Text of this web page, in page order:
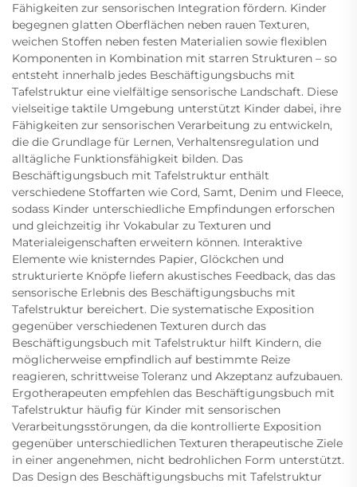
Fähigkeiten zur sensorischen Integration fördern. Kinder
begegnen glatten Oberflächen neben rauen Texturen,
weichen Stoffen neben festen Materialien sowie flexiblen
Komponenten in Kombination mit starren Strukturen – so
entsteht innerhalb jedes Beschäftigungsbuchs mit
Tafelstruktur eine vielfältige sensorische Landschaft. Diese
vielseitige taktile Umgebung unterstützt Kinder dabei, ihre
Fähigkeiten zur sensorischen Verarbeitung zu entwickeln,
die die Grundlage für Lernen, Verhaltensregulation und
alltägliche Funktionsfähigkeit bilden. Das
Beschäftigungsbuch mit Tafelstruktur enthält
verschiedene Stoffarten wie Cord, Samt, Denim und Fleece,
sodass Kinder unterschiedliche Empfindungen erforschen
und gleichzeitig ihr Vokabular zu Texturen und
Materialeigenschaften erweitern können. Interaktive
Elemente wie knisterndes Papier, Glöckchen und
strukturierte Knöpfe liefern akustisches Feedback, das das
sensorische Erlebnis des Beschäftigungsbuchs mit
Tafelstruktur bereichert. Die systematische Exposition
gegenüber verschiedenen Texturen durch das
Beschäftigungsbuch mit Tafelstruktur hilft Kindern, die
möglicherweise empfindlich auf bestimmte Reize
reagieren, schrittweise Toleranz und Akzeptanz aufzubauen.
Ergotherapeuten empfehlen das Beschäftigungsbuch mit
Tafelstruktur häufig für Kinder mit sensorischen
Verarbeitungsstörungen, da die kontrollierte Exposition
gegenüber unterschiedlichen Texturen therapeutische Ziele
in einer angenehmen, nicht bedrohlichen Form unterstützt.
Das Design des Beschäftigungsbuchs mit Tafelstruktur